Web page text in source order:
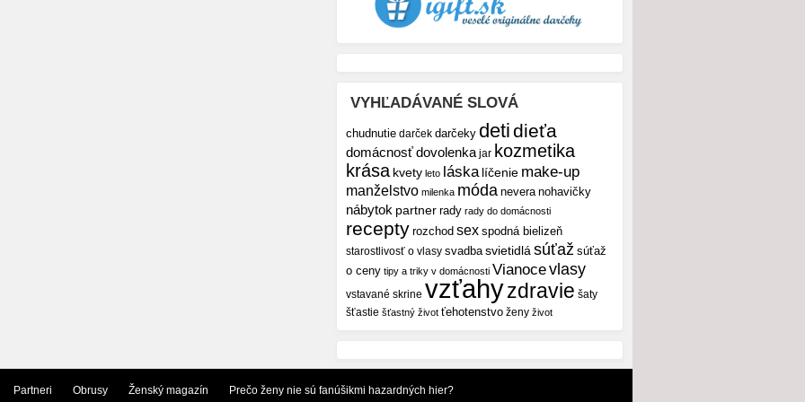
VYHĽADÁVANÉ SLOVÁ
chudnutie darček darčeky detidieťa
domácnosťdovolenka jar kozmetika
krása kvety leto láska líčenie make-up
manželstvo milenka móda nevera nohavičky
nábytok partner rady rady do domácnosti
recepty rozchod sex spodná bielizeň
starostlivosť o vlasy svadba svietidlá súťaž súťaž
o ceny tipy a triky v domácnosti Vianocevlasy
vstavané skrine vzťahyzdravie šaty
šťastie šťastný život ťehotenstvo ženy život
Partneri Obrusy Ženský magazín Prečo ženy nie sú fanúšikmi hazardných hier?